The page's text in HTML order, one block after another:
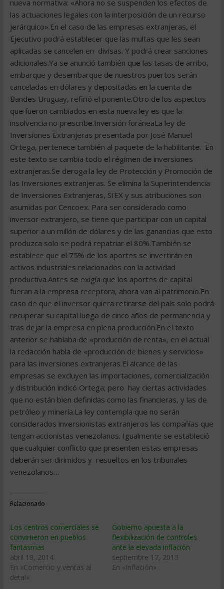
nueva normativa: «Ahora no se suspenden los efectos de
las actuaciones legales con la interposición de un recurso
jerárquico».En el caso de las empresas extranjeras, el
Ejecutivo podrá establecer que las multas que les sean
aplicadas se cancelen en divisas. Y podrá crear sanciones
adicionales.Ya se anunció también que las tasas de arribo,
embarque y desembarque de nuestros puertos serán
canceladas en dólares y depositadas en la cuenta de
Bandes Uruguay, refirió el ponente.Otro de los aspectos
que fueron cambiados en esta nueva ley es que la
insolvencia no prescribe.Inversión foráneaLa ley de
Inversiones Extranjeras presentada por José Manuel
Ortega, pertenece también al paquete de la habilitante. En
este texto se cambia todo el régimen de inversiones
extranjeras.Se deroga la ley de Protección y Promoción de
las Inversiones extranjeras. Se elimina la Superintendencia
de Inversiones Extranjeras, SIEX y sus atribuciones son
asumidas por Cencoex. Para ser considerado como
inversor extranjero, se tiene que participar con un capital
superior a un millón de dólares y de las ganancias que esto
produzca solo se podrá repatriar el 80%.También se
establece que el 75% de los aportes se invertirán en
activos industriales relacionados con la actividad
productiva.Antes se exigía que los aportes de capital
fueran a la empresa receptora, ahora van al patrimonio.En
caso de que el inversor quiera retirarse del país solo podrá
recuperar su capital luego de cinco años de permanencia y
tras dejar la empresa en plena producción.En el texto
anterior se hablaba de «producción de renta», en el actual
la redacción habla de «producción de bienes y servicios»
para las inversiones extranjeras.El alcance de las
empresas se excluyen las importaciones, comercialización
y distribución indicó Ortega; pero hay ciertas actividades
que no están bien definidas como las financieras, y las de
petróleo y minería.La ley contempla que no serán
considerados inversionistas extranjeros las compañías que
tengan accionistas venezolanos. Igualmente se estableció
que cualquier conflicto que presenten estas empresas
deberán ser dirimidos y resueltos en los tribunales
venezolanos…
Relacionado
Los centros comerciales se
convirtieron en pueblos
fantasmas
abril 19, 2014
En «Comercio y ventas al
detal»
Gobierno apuesta a la
flexibilización de controles
ante la elevada inflación
septiembre 17, 2013
En «Inflación»